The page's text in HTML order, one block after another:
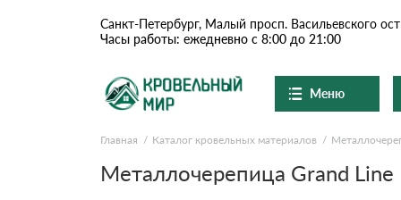
Санкт-Петербург, Малый просп. Васильевского
Часы работы: ежедневно с 8:00 до 21:00
Меню
Доставка и оплата
Ондулин и шифер
Главная Каталог кровельных материалов
Металлочерепица Grand